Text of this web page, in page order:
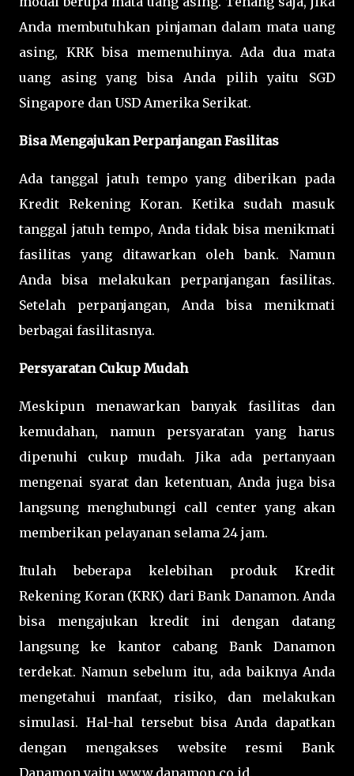
Anda membutuhkan pinjaman dalam mata uang
asing, KRK bisa memenuhinya. Ada dua mata
uang asing yang bisa Anda pilih yaitu SGD
Singapore dan USD Amerika Serikat.
Bisa Mengajukan Perpanjangan Fasilitas
Ada tanggal jatuh tempo yang diberikan pada
Kredit Rekening Koran. Ketika sudah masuk
tanggal jatuh tempo, Anda tidak bisa menikmati
fasilitas yang ditawarkan oleh bank. Namun
Anda bisa melakukan perpanjangan fasilitas.
Setelah perpanjangan, Anda bisa menikmati
berbagai fasilitasnya.
Persyaratan Cukup Mudah
Meskipun menawarkan banyak fasilitas dan
kemudahan, namun persyaratan yang harus
dipenuhi cukup mudah. Jika ada pertanyaan
mengenai syarat dan ketentuan, Anda juga bisa
langsung menghubungi call center yang akan
memberikan pelayanan selama 24 jam.
Itulah beberapa kelebihan produk Kredit
Rekening Koran (KRK) dari Bank Danamon. Anda
bisa mengajukan kredit ini dengan datang
langsung ke kantor cabang Bank Danamon
terdekat. Namun sebelum itu, ada baiknya Anda
mengetahui manfaat, risiko, dan melakukan
simulasi. Hal-hal tersebut bisa Anda dapatkan
dengan mengakses website resmi Bank